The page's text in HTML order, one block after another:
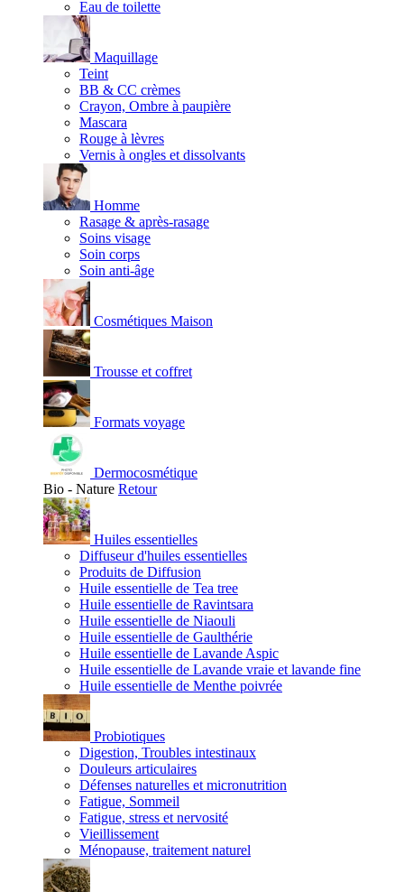
Eau de toilette
Maquillage
Teint
BB & CC crèmes
Crayon, Ombre à paupière
Mascara
Rouge à lèvres
Vernis à ongles et dissolvants
Homme
Rasage & après-rasage
Soins visage
Soin corps
Soin anti-âge
Cosmétiques Maison
Trousse et coffret
Formats voyage
Dermocosmétique
Bio - Nature Retour
Huiles essentielles
Diffuseur d'huiles essentielles
Produits de Diffusion
Huile essentielle de Tea tree
Huile essentielle de Ravintsara
Huile essentielle de Niaouli
Huile essentielle de Gaulthérie
Huile essentielle de Lavande Aspic
Huile essentielle de Lavande vraie et lavande fine
Huile essentielle de Menthe poivrée
Probiotiques
Digestion, Troubles intestinaux
Douleurs articulaires
Défenses naturelles et micronutrition
Fatigue, Sommeil
Fatigue, stress et nervosité
Vieillissement
Ménopause, traitement naturel